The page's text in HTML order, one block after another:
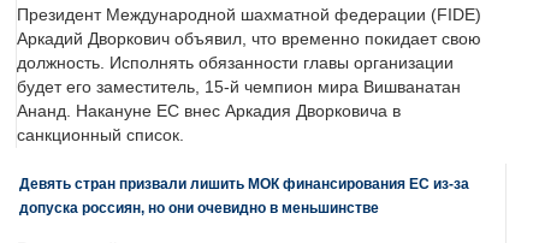
Президент Международной шахматной федерации (FIDE)
Аркадий Дворкович объявил, что временно покидает свою
должность. Исполнять обязанности главы организации
будет его заместитель, 15-й чемпион мира Вишванатан
Ананд. Накануне ЕС внес Аркадия Дворковича в
санкционный список.
Девять стран призвали лишить МОК финансирования ЕС из-за
допуска россиян, но они очевидно в меньшинстве